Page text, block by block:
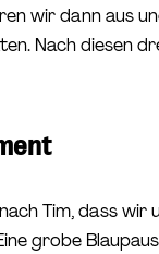
wir dann aus
Nach diesen
Tim, dass wir
grobe